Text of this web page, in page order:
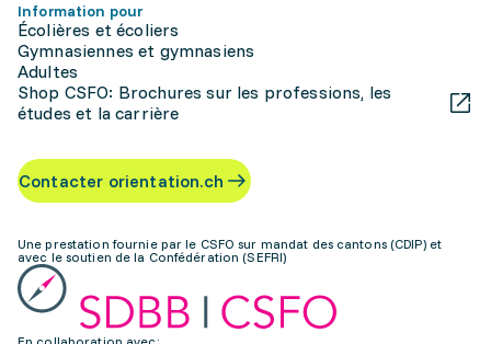
Information pour
Écolières et écoliers
Gymnasiennes et gymnasiens
Adultes
Shop CSFO: Brochures sur les professions, les
études et la carrière
Contacter orientation.ch
Une prestation fournie par le CSFO sur mandat des cantons (CDIP) et
avec le soutien de la Confédération (SEFRI)